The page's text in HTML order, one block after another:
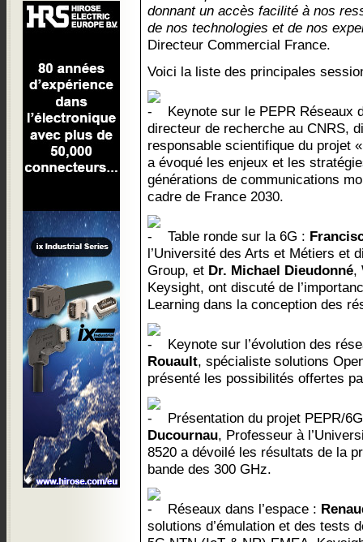
donnant un accès facilité à nos
de nos technologies et de nos
Directeur Commercial France.
Voici la liste des principales
Keynote sur le PEPR Réseaux
directeur de recherche au CNRS,
responsable scientifique du projet
a évoqué les enjeux et les
générations de communications
cadre de France 2030.
Table ronde sur la 6G :
l’Université des Arts et Métiers et
Group, et Dr. Michael Dieudonné,
Keysight, ont discuté de
Learning dans la conception des
Keynote sur l’évolution des
Rouault, spécialiste solutions
présenté les possibilités offertes
Présentation du projet PEPR/
Ducournau, Professeur à
8520 a dévoilé les résultats de la
bande des 300 GHz.
Réseaux dans l’espace :
solutions d’émulation et des tests